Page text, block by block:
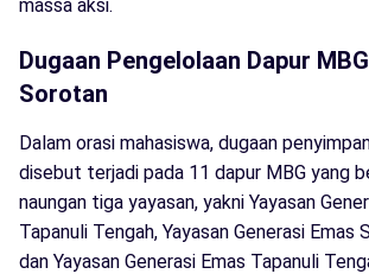
massa aksi.
Dugaan Pengelolaan Dapur
Sorotan
Dalam orasi mahasiswa, dugaan
disebut terjadi pada 11 dapur MBG yang
naungan tiga yayasan, yakni Yayasan
Tapanuli Tengah, Yayasan Generasi Emas
dan Yayasan Generasi Emas Tapanuli